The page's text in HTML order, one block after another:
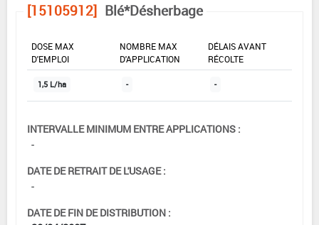
[15105912] Blé*Désherbage
DOSE MAX
D'EMPLOI
NOMBRE MAX
D'APPLICATION
DÉLAIS AVANT
RÉCOLTE
1,5 L/ha - -
INTERVALLE MINIMUM ENTRE APPLICATIONS :
-
DATE DE RETRAIT DE L'USAGE :
-
DATE DE FIN DE DISTRIBUTION :